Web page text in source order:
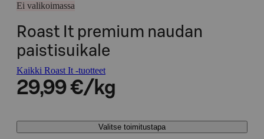
Ei valikoimassa
Roast It premium naudan
paistisuikale
Kaikki Roast It -tuotteet
29,99 €/kg
Valitse toimitustapa